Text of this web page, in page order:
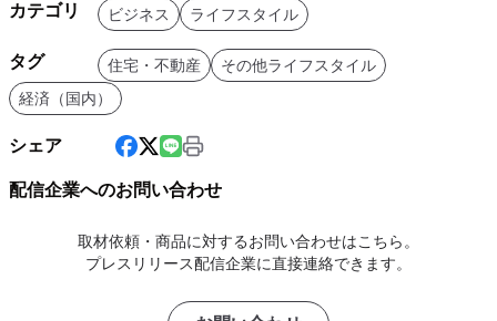
カテゴリ ビジネス ライフスタイル
タグ 住宅・不動産
その他ライフスタイル
経済（国内）
シェア
配信企業へのお問い合わせ
取材依頼・商品に対するお問い合わせはこちら。
プレスリリース配信企業に直接連絡できます。